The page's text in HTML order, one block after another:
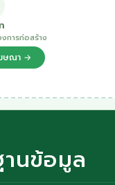
งการก่อสร้าง
ษณา →
านข้อมูล